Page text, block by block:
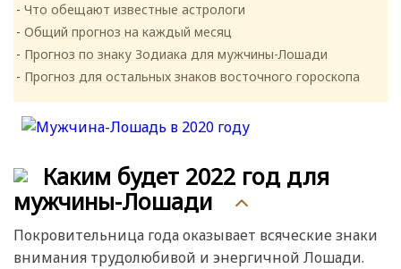
Что обещают известные астрологи
Общий прогноз на каждый месяц
Прогноз по знаку Зодиака для мужчины-Лошади
Прогноз для остальных знаков восточного гороскопа
Каким будет 2022 год для
мужчины-Лошади
Покровительница года оказывает всяческие знаки
внимания трудолюбивой и энергичной Лошади.